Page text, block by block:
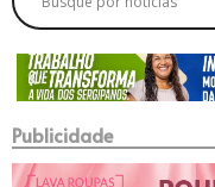
Publicidade